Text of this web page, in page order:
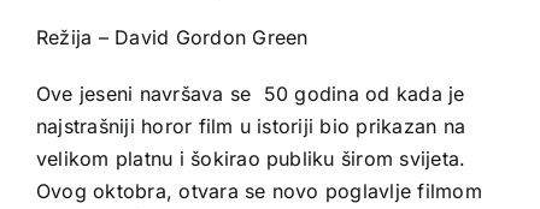
Režija – David Gordon Green
Ove jeseni navršava se 50 godina od kada je
najstrašniji horor film u istoriji bio prikazan na
velikom platnu i šokirao publiku širom svijeta.
Ovog oktobra, otvara se novo poglavlje filmom